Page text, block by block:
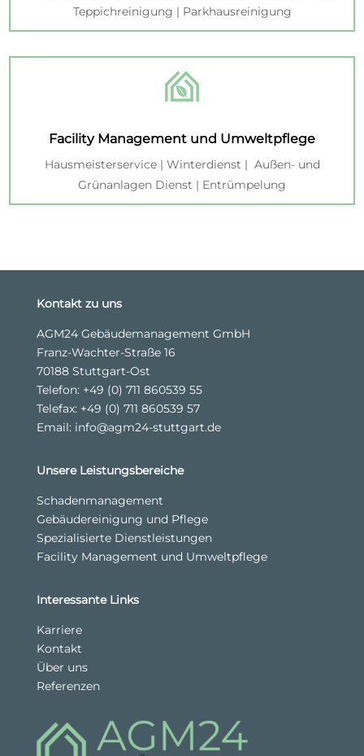
Teppichreinigung | Parkhausreinigung
Facility Management und Umweltpflege
Hausmeisterservice | Winterdienst | Außen- und
Grünanlagen Dienst | Entrümpelung
Kontakt zu uns
AGM24 Gebäudemanagement GmbH
Franz-Wachter-Straße 16
70188 Stuttgart-Ost
Telefon: +49 (0) 711 860539 55
Telefax: +49 (0) 711 860539 57
Email: info@agm24-stuttgart.de
Unsere Leistungsbereiche
Schadenmanagement
Gebäudereinigung und Pflege
Spezialisierte Dienstleistungen
Facility Management und Umweltpflege
Interessante Links
Karriere
Kontakt
Über uns
Referenzen